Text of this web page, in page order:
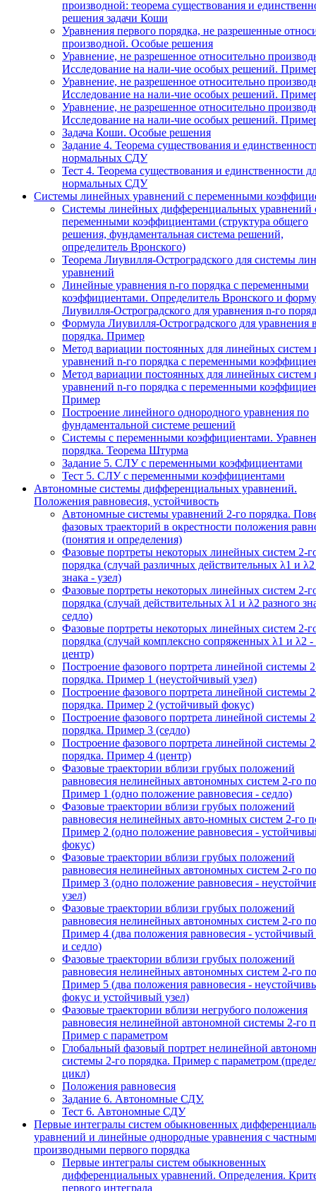
производной: теорема существования и
решения задачи Коши
Уравнения первого порядка, не разрешенные
производной. Особые решения
Уравнение, не разрешенное относительно
Исследование на нали-чие особых решений.
Уравнение, не разрешенное относительно
Исследование на нали-чие особых решений.
Уравнение, не разрешенное относительно
Исследование на нали-чие особых решений.
Задача Коши. Особые решения
Задание 4. Теорема существования и
нормальных СДУ
Тест 4. Теорема существования и единственности
нормальных СДУ
Системы линейных уравнений с переменными
Системы линейных дифференциальных уравнений
переменными коэффициентами (структура общего
решения, фундаментальная система решений,
определитель Вронского)
Теорема Лиувилля-Остроградского для системы
уравнений
Линейные уравнения n-го порядка с переменными
коэффициентами. Определитель Вронского и
Лиувилля-Остроградского для уравнения n-го
Формула Лиувилля-Остроградского для уравнения
порядка. Пример
Метод вариации постоянных для линейных систем
уравнений n-го порядка с переменными
Метод вариации постоянных для линейных систем
уравнений n-го порядка с переменными
Пример
Построение линейного однородного уравнения по
фундаментальной системе решений
Системы с переменными коэффициентами.
порядка. Теорема Штурма
Задание 5. СЛУ с переменными коэффициентами
Тест 5. СЛУ с переменными коэффициентами
Автономные системы дифференциальных уравнений.
Положения равновесия, устойчивость
Автономные системы уравнений 2-го порядка.
фазовых траекторий в окрестности положения
(понятия и определения)
Фазовые портреты некоторых линейных систем 2-
порядка (случай различных действительных λ1 и
знака - узел)
Фазовые портреты некоторых линейных систем 2-
порядка (случай действительных λ1 и λ2 разного
седло)
Фазовые портреты некоторых линейных систем 2-
порядка (случай комплексно сопряженных λ1 и λ2 -
центр)
Построение фазового портрета линейной системы
порядка. Пример 1 (неустойчивый узел)
Построение фазового портрета линейной системы
порядка. Пример 2 (устойчивый фокус)
Построение фазового портрета линейной системы
порядка. Пример 3 (седло)
Построение фазового портрета линейной системы
порядка. Пример 4 (центр)
Фазовые траектории вблизи грубых положений
равновесия нелинейных автономных систем 2-го
Пример 1 (одно положение равновесия - седло)
Фазовые траектории вблизи грубых положений
равновесия нелинейных авто-номных систем 2-го
Пример 2 (одно положение равновесия -
фокус)
Фазовые траектории вблизи грубых положений
равновесия нелинейных автономных систем 2-го
Пример 3 (одно положение равновесия -
узел)
Фазовые траектории вблизи грубых положений
равновесия нелинейных автономных систем 2-го
Пример 4 (два положения равновесия -
и седло)
Фазовые траектории вблизи грубых положений
равновесия нелинейных автономных систем 2-го
Пример 5 (два положения равновесия -
фокус и устойчивый узел)
Фазовые траектории вблизи негрубого положения
равновесия нелинейной автономной системы 2-го
Пример с параметром
Глобальный фазовый портрет нелинейной
системы 2-го порядка. Пример с параметром
цикл)
Положения равновесия
Задание 6. Автономные СДУ.
Тест 6. Автономные СДУ
Первые интегралы систем обыкновенных
уравнений и линейные однородные уравнения с
производными первого порядка
Первые интегралы систем обыкновенных
дифференциальных уравнений. Определения.
первого интеграла